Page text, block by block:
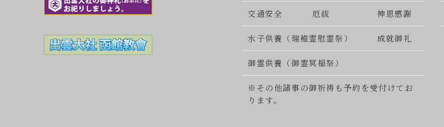
交通安全 厄祓 神恩感謝
水子供養（瑞稚霊慰霊祭） 成就御礼
御霊供養（御霊冥福祭）
※その他諸事の御祈祷も予約を受付けてお
ります。